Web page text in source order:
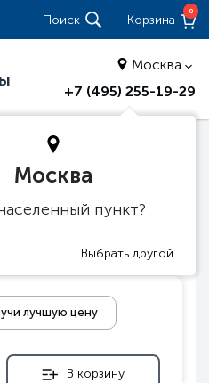
Поиск Корзина
0
+7 (495) 255-19-29
Москва
Москва
пункт?
лучшую цену
В корзину